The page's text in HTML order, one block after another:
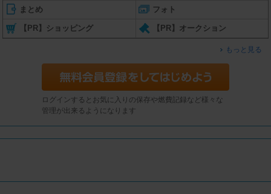
まとめ フォト
【PR】ショッピング 【PR】オークション
もっと見る
ログインするとお気に入りの保存や燃費記録など様々な
管理が出来るようになります